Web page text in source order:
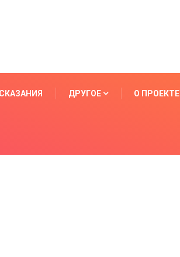
ДРУГОЕ О ПРОЕКТЕ